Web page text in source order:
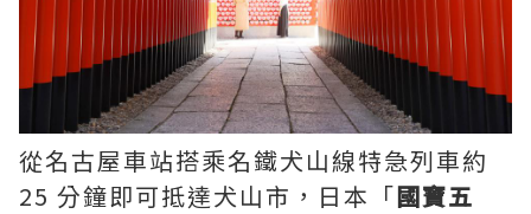
從名古屋車站搭乘名鐵犬山線特急列車約
25 分鐘即可抵達犬山市，日本「國寶五